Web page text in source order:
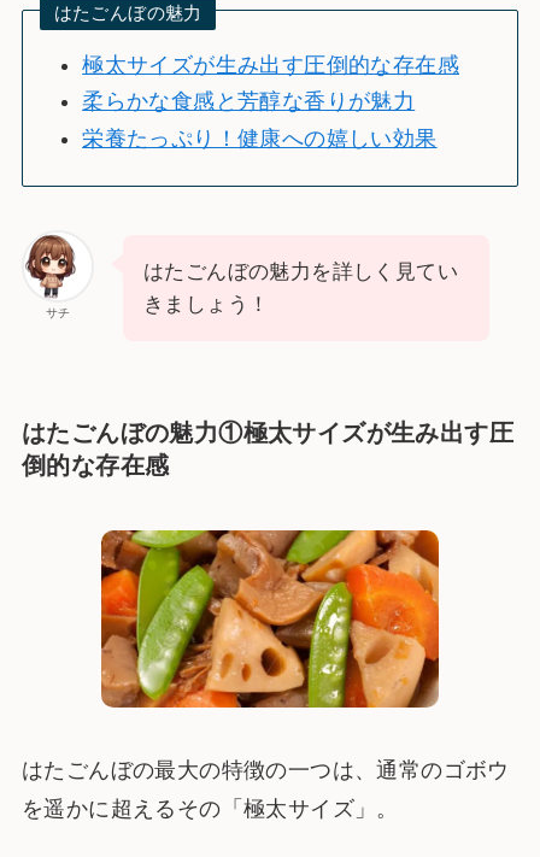
はたごんぼの魅力
極太サイズが生み出す圧倒的な存在感
柔らかな食感と芳醇な香りが魅力
栄養たっぷり！健康への嬉しい効果
サチ
はたごんぼの魅力を詳しく見てい
きましょう！
はたごんぼの魅力①極太サイズが生み出す圧
倒的な存在感
はたごんぼの最大の特徴の一つは、通常のゴボウ
を遥かに超えるその「極太サイズ」。